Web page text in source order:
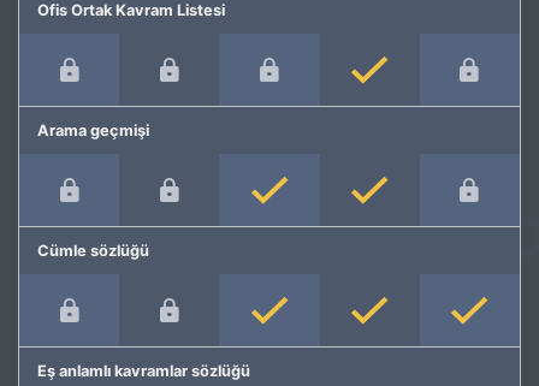
Ofis Ortak Kavram Listesi
Arama geçmişi
Cümle sözlüğü
Eş anlamlı kavramlar sözlüğü